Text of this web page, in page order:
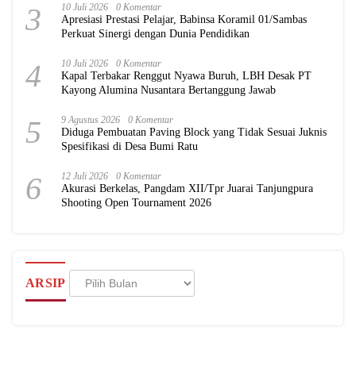
3 10 Juli 2026 0 Komentar
Apresiasi Prestasi Pelajar, Babinsa Koramil 01/Sambas
Perkuat Sinergi dengan Dunia Pendidikan
4 10 Juli 2026 0 Komentar
Kapal Terbakar Renggut Nyawa Buruh, LBH Desak PT
Kayong Alumina Nusantara Bertanggung Jawab
5 9 Agustus 2026 0 Komentar
Diduga Pembuatan Paving Block yang Tidak Sesuai Juknis
Spesifikasi di Desa Bumi Ratu
6 12 Juli 2026 0 Komentar
Akurasi Berkelas, Pangdam XII/Tpr Juarai Tanjungpura
Shooting Open Tournament 2026
ARSIP
Arsip